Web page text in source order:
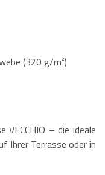
(320 g/m²)
VECCHIO – die ideale
Ihrer Terrasse oder in